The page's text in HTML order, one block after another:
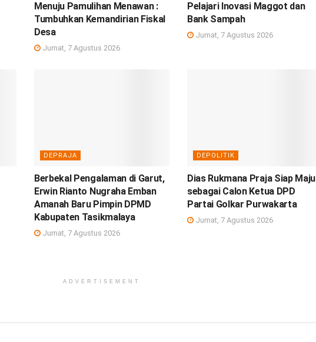
Menuju Pamulihan Menawan :
Tumbuhkan Kemandirian Fiskal
Desa
Jumat, 7 Agustus 2026
Pelajari Inovasi Maggot dan
Bank Sampah
Jumat, 7 Agustus 2026
DEPRAJA
Berbekal Pengalaman di Garut,
Erwin Rianto Nugraha Emban
Amanah Baru Pimpin DPMD
Kabupaten Tasikmalaya
Jumat, 7 Agustus 2026
DEPOLITIK
Dias Rukmana Praja Siap Maju
sebagai Calon Ketua DPD
Partai Golkar Purwakarta
Jumat, 7 Agustus 2026
ADVERTISEMENT